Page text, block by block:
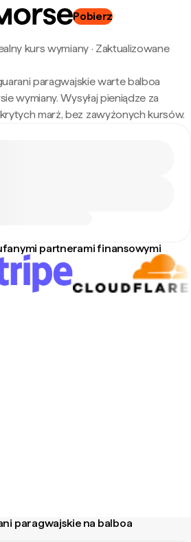
Pobierz
kurs wymiany· Zaktualizowane
paragwajskie warte balboa
wymiany. Wysyłaj pieniądze za
marż, bez zawyżonych kursów.
partnerami finansowymi
paragwajskie na balboa